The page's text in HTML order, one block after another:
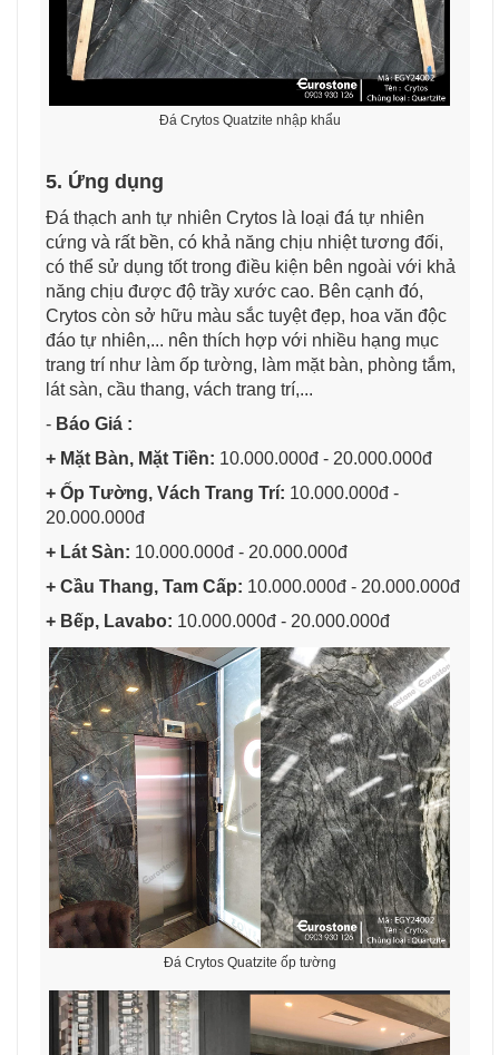
Đá Crytos Quatzite nhập khẩu
5. Ứng dụng
Đá thạch anh tự nhiên Crytos là loại đá tự nhiên
cứng và rất bền, có khả năng chịu nhiệt tương đối,
có thể sử dụng tốt trong điều kiện bên ngoài với khả
năng chịu được độ trầy xước cao. Bên cạnh đó,
Crytos còn sở hữu màu sắc tuyệt đẹp, hoa văn độc
đáo tự nhiên,... nên thích hợp với nhiều hạng mục
trang trí như làm ốp tường, làm mặt bàn, phòng tắm,
lát sàn, cầu thang, vách trang trí,...
- Báo Giá :
+ Mặt Bàn, Mặt Tiền: 10.000.000đ - 20.000.000đ
+ Ốp Tường, Vách Trang Trí: 10.000.000đ -
20.000.000đ
+ Lát Sàn: 10.000.000đ - 20.000.000đ
+ Cầu Thang, Tam Cấp: 10.000.000đ - 20.000.000đ
+ Bếp, Lavabo: 10.000.000đ - 20.000.000đ
Đá Crytos Quatzite ốp tường